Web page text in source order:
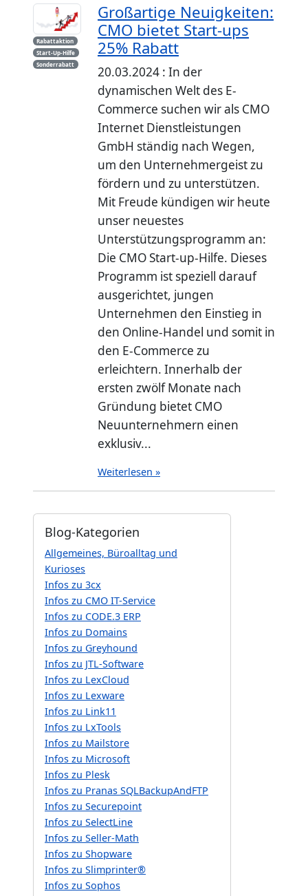
Rabattaktion
Start-Up-Hilfe
Sonderrabatt
Großartige Neuigkeiten:
CMO bietet Start-ups
25% Rabatt
20.03.2024 : In der
dynamischen Welt des E-
Commerce suchen wir als CMO
Internet Dienstleistungen
GmbH ständig nach Wegen,
um den Unternehmergeist zu
fördern und zu unterstützen.
Mit Freude kündigen wir heute
unser neuestes
Unterstützungsprogramm an:
Die CMO Start-up-Hilfe. Dieses
Programm ist speziell darauf
ausgerichtet, jungen
Unternehmen den Einstieg in
den Online-Handel und somit in
den E-Commerce zu
erleichtern. Innerhalb der
ersten zwölf Monate nach
Gründung bietet CMO
Neuunternehmern einen
exklusiv...
Weiterlesen »
Blog-Kategorien
Allgemeines, Büroalltag und
Kurioses
Infos zu 3cx
Infos zu CMO IT-Service
Infos zu CODE.3 ERP
Infos zu Domains
Infos zu Greyhound
Infos zu JTL-Software
Infos zu LexCloud
Infos zu Lexware
Infos zu Link11
Infos zu LxTools
Infos zu Mailstore
Infos zu Microsoft
Infos zu Plesk
Infos zu Pranas SQLBackupAndFTP
Infos zu Securepoint
Infos zu SelectLine
Infos zu Seller-Math
Infos zu Shopware
Infos zu Slimprinter®
Infos zu Sophos